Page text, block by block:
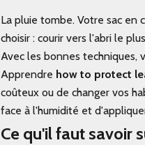
La pluie tombe. Votre sac en
choisir : courir vers l'abri le
Avec les bonnes techniques,
Apprendre how to protect
coûteux ou de changer vos
face à l'humidité et
Ce qu'il faut savoir